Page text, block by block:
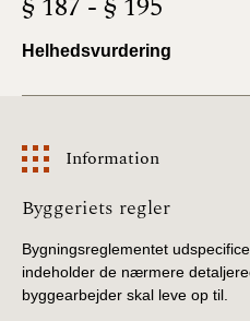
2022)
BR18 (1/1 - 30/6
2021)
BR18 (1/1-29/6
2021)
BR18 (1/7-31/12
Helhedsvurdering
Information
Information
Byggeriets regler
Bygningsreglementet
indeholder de nærmere
byggearbejder skal leve op til.